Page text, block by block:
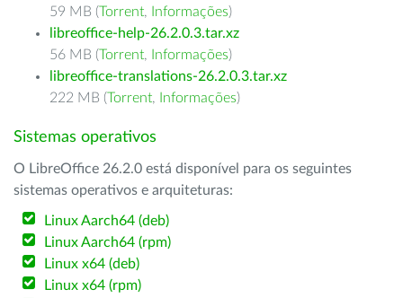
59 MB (Torrent, Informações)
libreoffice-help-26.2.0.3.tar.xz
56 MB (Torrent, Informações)
libreoffice-translations-26.2.0.3.tar.xz
222 MB (Torrent, Informações)
Sistemas operativos
O LibreOffice 26.2.0 está disponível para os seguintes
sistemas operativos e arquiteturas:
Linux Aarch64 (deb)
Linux Aarch64 (rpm)
Linux x64 (deb)
Linux x64 (rpm)